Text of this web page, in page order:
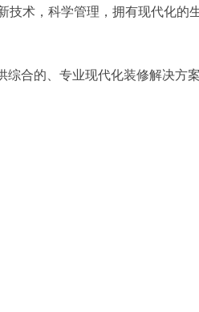
术，科学管理，拥有现代化
合的、专业现代化装修解决